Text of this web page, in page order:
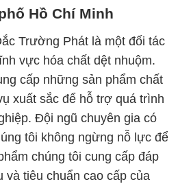
Hồ Chí Minh
Trường Phát là một đối tác
vực hóa chất dệt nhuộm.
cấp những sản phẩm chất
xuất sắc để hỗ trợ quá trình
Đội ngũ chuyên gia có
tôi không ngừng nỗ lực để
chúng tôi cung cấp đáp
và tiêu chuẩn cao cấp của